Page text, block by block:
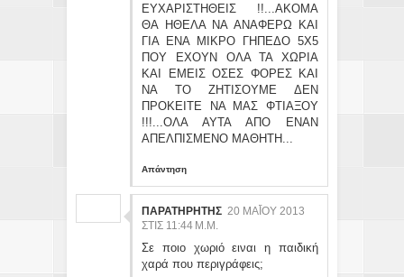
ΕΥΧΑΡΙΣΤΗΘΕΙΣ !!...ΑΚΟΜΑ
ΘΑ ΗΘΕΛΑ ΝΑ ΑΝΑΦΕΡΩ ΚΑΙ
ΓΙΑ ΕΝΑ ΜΙΚΡΟ ΓΗΠΕΔΟ 5Χ5
ΠΟΥ ΕΧΟΥΝ ΟΛΑ ΤΑ ΧΩΡΙΑ
ΚΑΙ ΕΜΕΙΣ ΟΣΕΣ ΦΟΡΕΣ ΚΑΙ
ΝΑ ΤΟ ΖΗΤΙΣΟΥΜΕ ΔΕΝ
ΠΡΟΚΕΙΤΕ ΝΑ ΜΑΣ ΦΤΙΑΞΟΥ
!!!...ΟΛΑ ΑΥΤΑ ΑΠΟ ΕΝΑΝ
ΑΠΕΛΠΙΣΜΕΝΟ ΜΑΘΗΤΗ...
Απάντηση
ΠΑΡΑΤΗΡΗΤΗΣ 20 ΜΑΪ́ΟΥ 2013 ΣΤ
ΙΣ 11:44 Μ.Μ.
Σε ποιο χωριό ειναι η παιδική
χαρά που περιγράφεις;